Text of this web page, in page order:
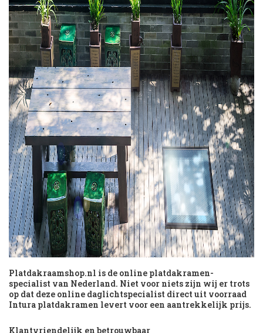
Platdakraamshop.nl is de online platdakramen-
specialist van Nederland. Niet voor niets zijn wij er trots
op dat deze online daglichtspecialist direct uit voorraad
Intura platdakramen levert voor een aantrekkelijk prijs.
Klantvriendelijk en betrouwbaar